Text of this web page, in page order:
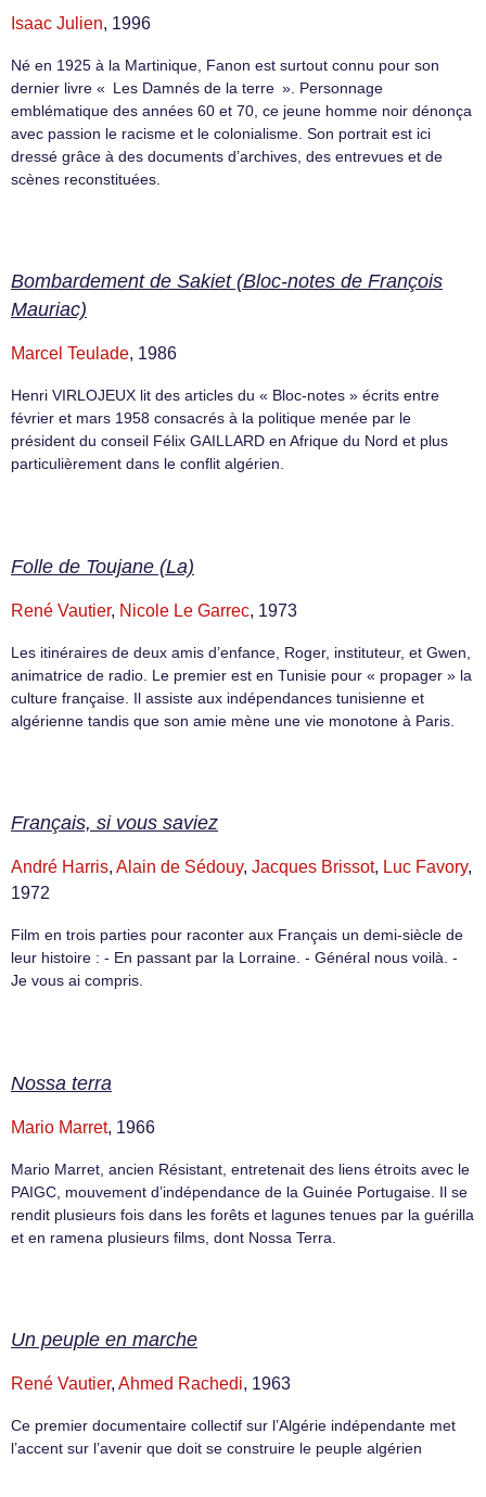
Isaac Julien, 1996
Né en 1925 à la Martinique, Fanon est surtout connu pour son
dernier livre « Les Damnés de la terre ». Personnage
emblématique des années 60 et 70, ce jeune homme noir dénonça
avec passion le racisme et le colonialisme. Son portrait est ici
dressé grâce à des documents d’archives, des entrevues et de
scènes reconstituées.
Bombardement de Sakiet (Bloc-notes de François
Mauriac)
Marcel Teulade, 1986
Henri VIRLOJEUX lit des articles du « Bloc-notes » écrits entre
février et mars 1958 consacrés à la politique menée par le
président du conseil Félix GAILLARD en Afrique du Nord et plus
particulièrement dans le conflit algérien.
Folle de Toujane (La)
René Vautier, Nicole Le Garrec, 1973
Les itinéraires de deux amis d’enfance, Roger, instituteur, et Gwen,
animatrice de radio. Le premier est en Tunisie pour « propager » la
culture française. Il assiste aux indépendances tunisienne et
algérienne tandis que son amie mène une vie monotone à Paris.
Français, si vous saviez
André Harris, Alain de Sédouy, Jacques Brissot, Luc Favory,
1972
Film en trois parties pour raconter aux Français un demi-siècle de
leur histoire : - En passant par la Lorraine. - Général nous voilà. -
Je vous ai compris.
Nossa terra
Mario Marret, 1966
Mario Marret, ancien Résistant, entretenait des liens étroits avec le
PAIGC, mouvement d’indépendance de la Guinée Portugaise. Il se
rendit plusieurs fois dans les forêts et lagunes tenues par la guérilla
et en ramena plusieurs films, dont Nossa Terra.
Un peuple en marche
René Vautier, Ahmed Rachedi, 1963
Ce premier documentaire collectif sur l’Algérie indépendante met
l’accent sur l’avenir que doit se construire le peuple algérien